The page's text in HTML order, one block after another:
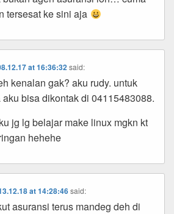
tersesat ke sini aja
at 16:36:32 said:
kenalan gak? aku rudy. untuk
aku bisa dikontak di 04115483088.
jg lg belajar make linux mgkn kt
hehehe
at 14:28:46 said:
asuransi terus mandeg deh di